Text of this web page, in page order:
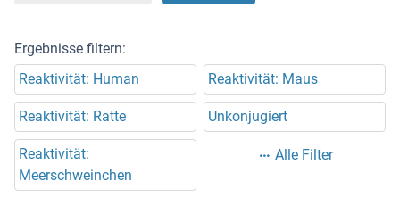
Ergebnisse filtern:
Reaktivität: Human
Reaktivität: Maus
Reaktivität: Ratte Unkonjugiert
Reaktivität:
Meerschweinchen
Alle Filter